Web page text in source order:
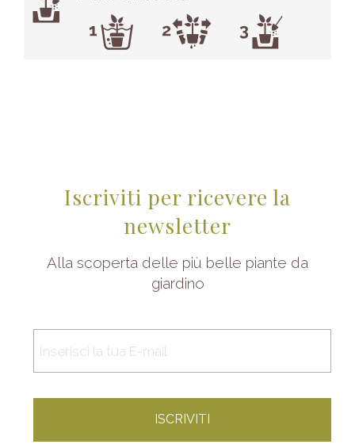
Iscriviti per ricevere la
newsletter
Alla scoperta delle più belle piante da
giardino